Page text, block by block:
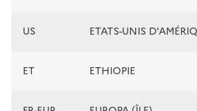
US ETATS-UNIS
ET ETHIOPIE